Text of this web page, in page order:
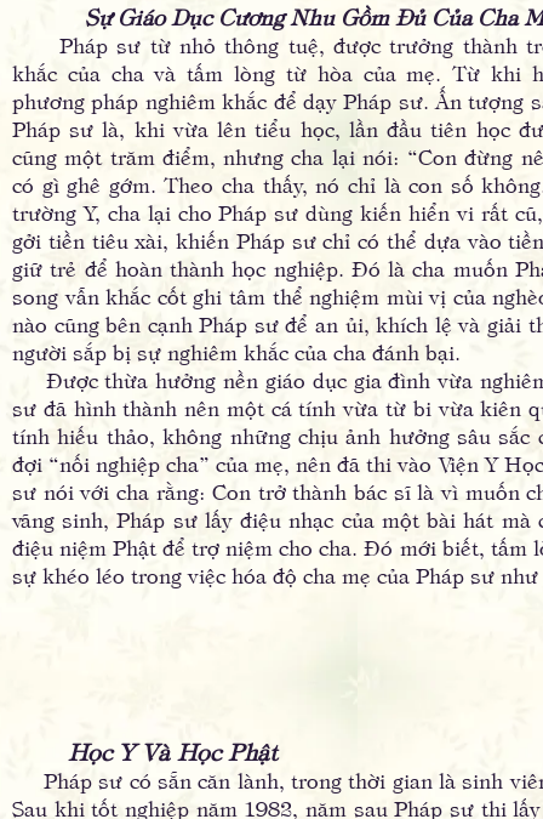
Sự Giáo Dục Cương Nhu Gồm Ðủ Của Cha
Pháp sư từ nhỏ thông tuệ, được trưởng thành
khắc của cha và tấm lòng từ hòa của mẹ. Từ khi
phương pháp nghiêm khắc để dạy Pháp sư. Ấn tượng
Pháp sư là, khi vừa lên tiểu học, lần đầu tiên học
cũng một trăm điểm, nhưng cha lại nói: “Con đừng
có gì ghê gớm. Theo cha thấy, nó chỉ là con số
trường Y, cha lại cho Pháp sư dùng kiến hiển vi rất
gởi tiền tiêu xài, khiến Pháp sư chỉ có thể dựa vào
giữ trẻ để hoàn thành học nghiệp. Ðó là cha muốn
song vẫn khắc cốt ghi tâm thể nghiệm mùi vị của
nào cũng bên cạnh Pháp sư để an ủi, khích lệ và giải
người sắp bị sự nghiêm khắc của cha đánh bại.
Ðược thừa hưởng nền giáo dục gia đình vừa
sư đã hình thành nên một cá tính vừa từ bi vừa kiên
tính hiếu thảo, không những chịu ảnh hưởng sâu sắc
đợi “nối nghiệp cha” của mẹ, nên đã thi vào Viện Y
sư nói với cha rằng: Con trở thành bác sĩ là vì muốn
vãng sinh, Pháp sư lấy điệu nhạc của một bài hát
điệu niệm Phật để trợ niệm cho cha. Ðó mới biết, tấm
sự khéo léo trong việc hóa độ cha mẹ của Pháp sư
Học Y Và Học Phật
Pháp sư có sẵn căn lành, trong thời gian là sinh
Sau khi tốt nghiệp năm 1982, năm sau Pháp sư thi